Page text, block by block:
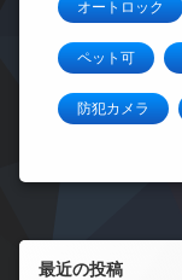
オートロック
ペット可
防犯カメラ
左サイドバー
最近の投稿